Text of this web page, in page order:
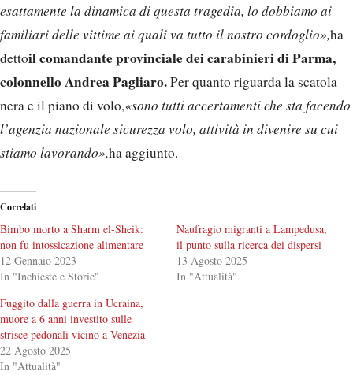
esattamente la dinamica di questa tragedia, lo dobbiamo ai
familiari delle vittime ai quali va tutto il nostro cordoglio»,ha
dettoil comandante provinciale dei carabinieri di Parma,
colonnello Andrea Pagliaro.Per quanto riguarda la scatola
nera e il piano di volo,«sono tutti accertamenti che sta facendo
l’agenzia nazionale sicurezza volo, attività in divenire su cui
stiamo lavorando»,ha aggiunto.
Correlati
Bimbo morto a Sharm el-Sheik:
non fu intossicazione alimentare
12 Gennaio 2023
In "Inchieste e Storie"
Naufragio migranti a Lampedusa,
il punto sulla ricerca dei dispersi
13 Agosto 2025
In "Attualità"
Fuggito dalla guerra in Ucraina,
muore a 6 anni investito sulle
strisce pedonali vicino a Venezia
22 Agosto 2025
In "Attualità"